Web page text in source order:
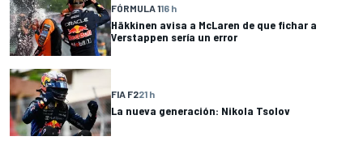
FÓRMULA 116 h
Häkkinen avisa a McLaren de que fichar a
Verstappen sería un error
FIA F221 h
La nueva generación: Nikola Tsolov